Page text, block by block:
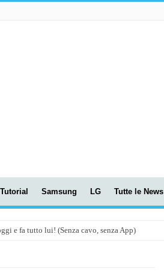
Samsung LG Tutte le News
e fa tutto lui! (Senza cavo, senza App)